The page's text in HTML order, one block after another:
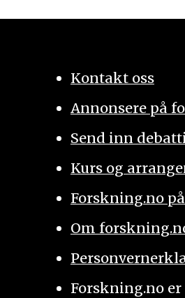
Kontakt oss
Annonsere på
Send inn
Kurs og
Forskning.no
Om
Forskning.no er